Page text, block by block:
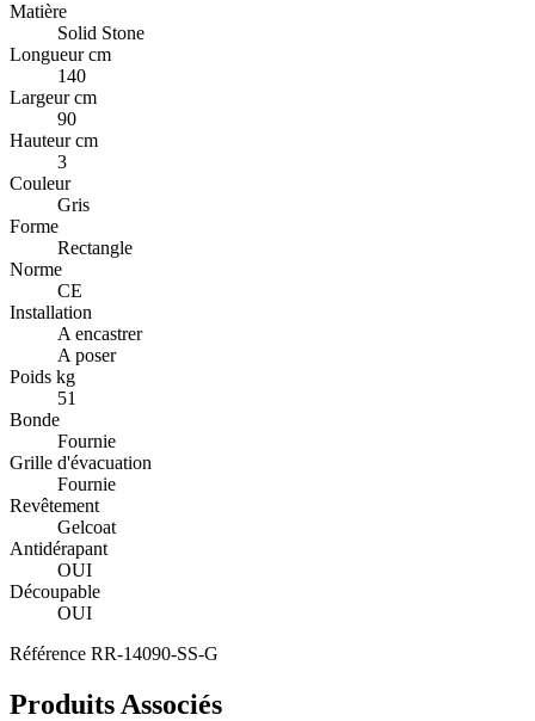
Matière
Solid Stone
Longueur cm
140
Largeur cm
90
Hauteur cm
3
Couleur
Gris
Forme
Rectangle
Norme
CE
Installation
A encastrer
A poser
Poids kg
51
Bonde
Fournie
Grille d'évacuation
Fournie
Revêtement
Gelcoat
Antidérapant
OUI
Découpable
OUI
Référence RR-14090-SS-G
Produits Associés